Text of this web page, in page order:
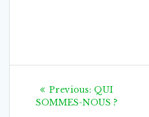
Previous: Previous
post:
QUI
SOMMES-NOUS ?